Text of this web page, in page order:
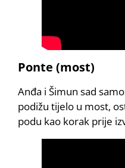
Ponte (most)
Anđa i Šimun sad
podižu tijelo u most,
podu kao korak prije